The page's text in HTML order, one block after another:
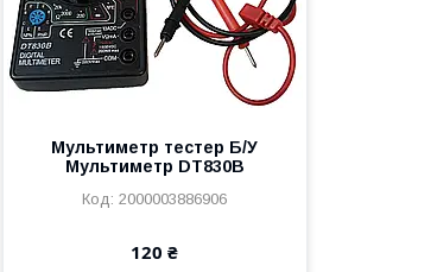
Мультиметр тестер Б/У
Мультиметр DT830B
2000003886906
120 ₴